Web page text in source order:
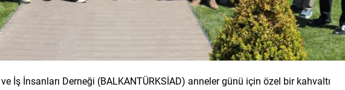
İş İnsanları Derneği (BALKANTÜRKSİAD) anneler günü için özel bir kahvaltı